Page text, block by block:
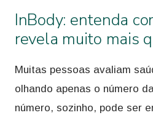
InBody: entenda
revela muito mais
Muitas pessoas avaliam
olhando apenas o número
número, sozinho, pode ser